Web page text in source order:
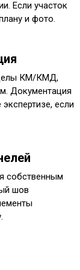
Если участок
и фото.
КМ/КМД,
Документация
если
собственным
шов